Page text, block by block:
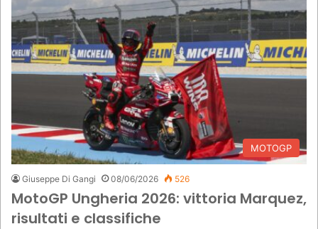
MOTOGP
Giuseppe Di Gangi 08/06/2026 526
MotoGP Ungheria 2026: vittoria Marquez,
risultati e classifiche